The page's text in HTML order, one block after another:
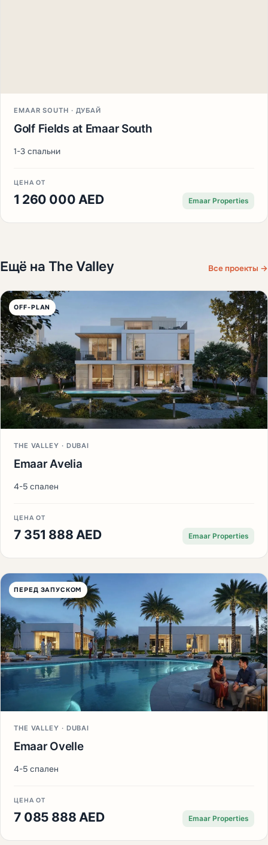
EMAAR SOUTH · ДУБАЙ
Golf Fields at Emaar South
1-3 спальни
ЦЕНА ОТ
1 260 000 AED Emaar Properties
Ещё на The Valley Все проекты →
OFF-PLAN
THE VALLEY · DUBAI
Emaar Avelia
4-5 спален
ЦЕНА ОТ
7 351 888 AED Emaar Properties
ПЕРЕД ЗАПУСКОМ
THE VALLEY · DUBAI
Emaar Ovelle
4-5 спален
ЦЕНА ОТ
7 085 888 AED Emaar Properties